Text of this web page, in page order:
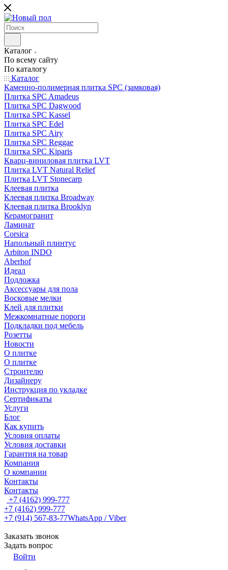
Каталог
По всему сайту
По каталогу
Каталог
Каменно-полимерная плитка SPC (замковая)
Плитка SPC Amadeus
Плитка SPC Dagwood
Плитка SPC Kassel
Плитка SPC Edel
Плитка SPC Airy
Плитка SPC Reggae
Плитка SPC Kiparis
Кварц-виниловая плитка LVT
Плитка LVT Natural Relief
Плитка LVT Stonecarp
Клеевая плитка
Клеевая плитка Broadway
Клеевая плитка Brooklyn
Керамогранит
Ламинат
Corsica
Напольный плинтус
Arbiton INDO
Aberhof
Идеал
Подложка
Аксессуары для пола
Восковые мелки
Клей для плитки
Межкомнатные пороги
Подкладки под мебель
Розетты
Новости
О плитке
О плитке
Строителю
Дизайнеру
Инструкция по укладке
Сертификаты
Услуги
Блог
Как купить
Условия оплаты
Условия доставки
Гарантия на товар
Компания
О компании
Контакты
Контакты
+7 (4162) 999-777
+7 (4162) 999-777
+7 (914) 567-83-77WhatsApp / Viber
Заказать звонок
Задать вопрос
Войти